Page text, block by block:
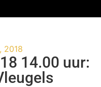
2018
14.00 uur: